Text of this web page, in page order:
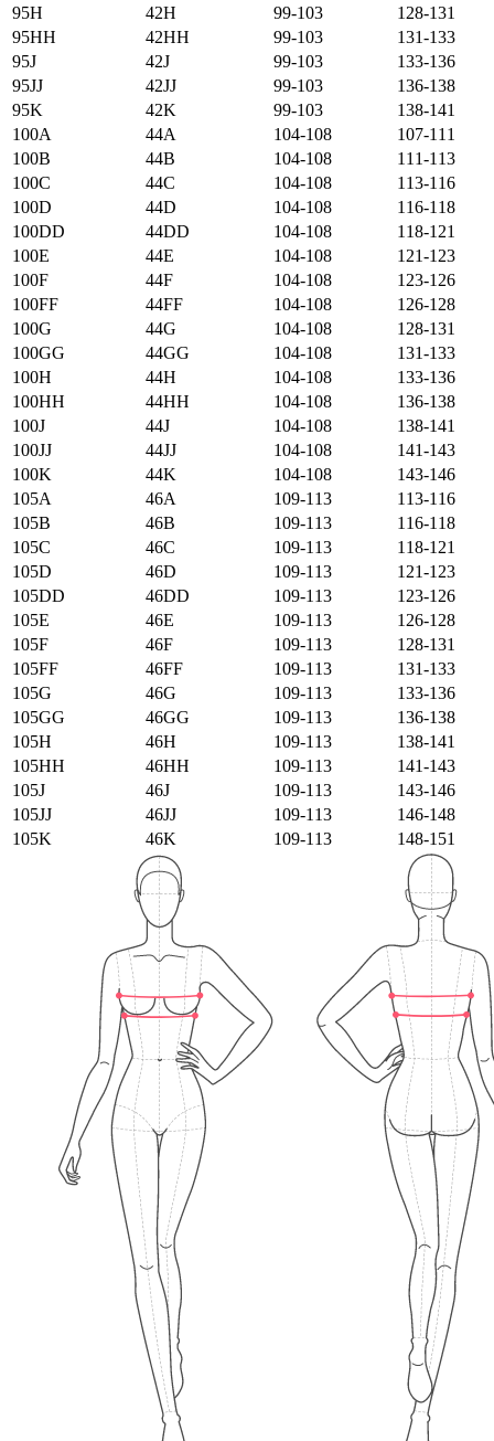
95H
42H 99-103
128-131
95HH
42HH 99-103
131-133
95J
42J 99-103
133-136
95JJ
42JJ 99-103
136-138
95K
42K 99-103
138-141
100А
44А 104-108
107-111
100B
44B 104-108
111-113
100C
44C 104-108
113-116
100D
44D 104-108
116-118
100DD
44DD 104-108
118-121
100E
44E 104-108
121-123
100F
44F 104-108
123-126
100FF
44FF 104-108
126-128
100G
44G 104-108
128-131
100GG
44GG 104-108
131-133
100H
44H 104-108
133-136
100HH
44HH 104-108
136-138
100J
44J 104-108
138-141
100JJ
44JJ 104-108
141-143
100K
44K 104-108
143-146
105А
46А 109-113
113-116
105B
46B 109-113
116-118
105C
46C 109-113
118-121
105D
46D 109-113
121-123
105DD
46DD 109-113
123-126
105E
46E 109-113
126-128
105F
46F 109-113
128-131
105FF
46FF 109-113
131-133
105G
46G 109-113
133-136
105GG
46GG 109-113
136-138
105H
46H 109-113
138-141
105HH
46HH 109-113
141-143
105J
46J 109-113
143-146
105JJ
46JJ 109-113
146-148
105K
46K 109-113 148-151